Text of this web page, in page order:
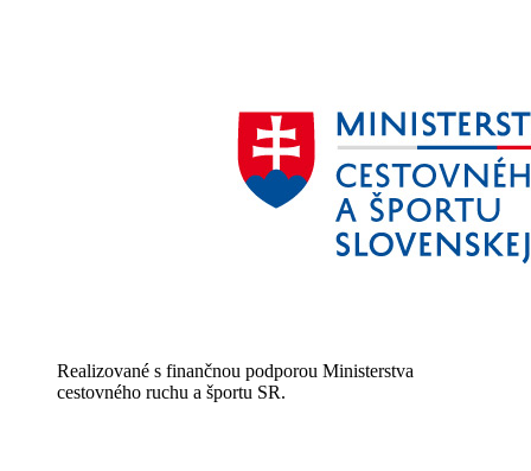
Realizované s finančnou podporou Ministerstva
cestovného ruchu a športu SR.